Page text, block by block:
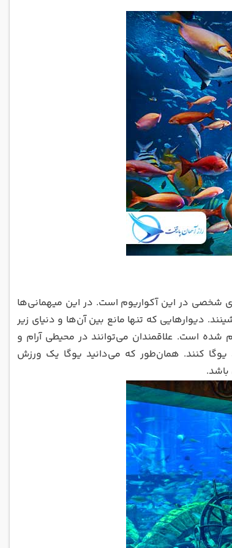
شخصی در این آکواریوم است. در این میهمانی‌ها
دیوارهایی که تنها مانع بین آن‌ها و دنیای زیر
شده است. علاقمندان می‌توانند در محیطی آرام و
کنند. همان‌طور که می‌دانید یوگا یک ورزش